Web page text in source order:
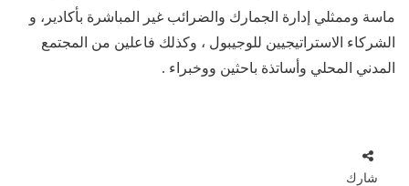
ماسة وممثلي إدارة الجمارك والضرائب غير المباشرة بأكادير، و
الشركاء الاستراتيجيين للوجيبول ، وكذلك فاعلين من المجتمع
المدني المحلي وأساتذة باحثين ووخبراء .
شارك